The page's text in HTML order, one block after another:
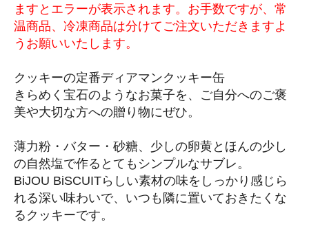
ますとエラーが表示されます。お手数ですが、常
温商品、冷凍商品は分けてご注文いただきますよ
うお願いいたします。
クッキーの定番ディアマンクッキー缶
きらめく宝石のようなお菓子を、ご自分へのご褒
美や大切な方への贈り物にぜひ。
薄力粉・バター・砂糖、少しの卵黄とほんの少し
の自然塩で作るとてもシンプルなサブレ。
BiJOU BiSCUITらしい素材の味をしっかり感じら
れる深い味わいで、いつも隣に置いておきたくな
るクッキーです。